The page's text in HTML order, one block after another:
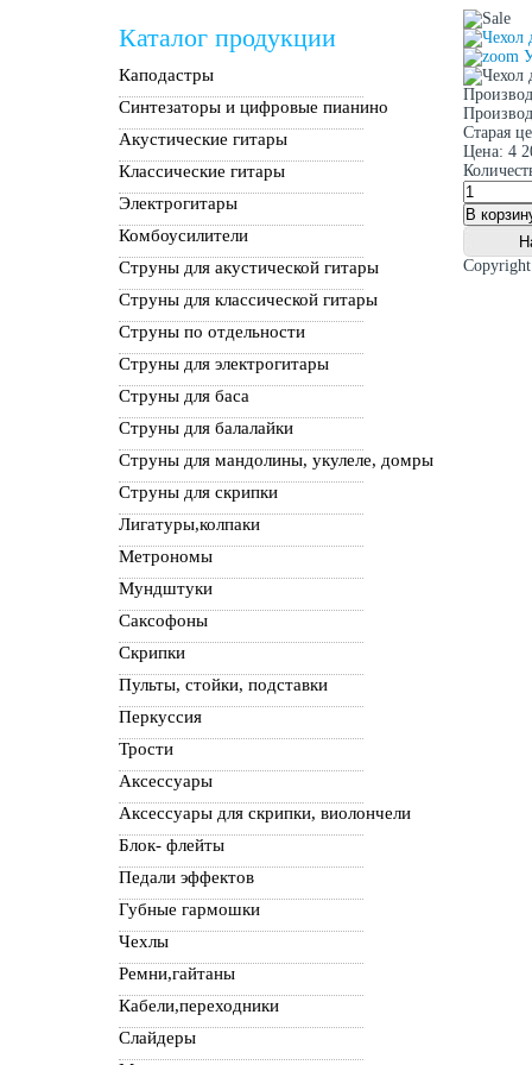
Каталог продукции
Каподастры
Синтезаторы и цифровые пианино
Акустические гитары
Классические гитары
Электрогитары
Комбоусилители
Струны для акустической гитары
Струны для классической гитары
Струны по отдельности
Струны для электрогитары
Струны для баса
Струны для балалайки
Струны для мандолины, укулеле, домры
Струны для скрипки
Лигатуры,колпаки
Метрономы
Мундштуки
Саксофоны
Скрипки
Пульты, стойки, подставки
Перкуссия
Трости
Аксессуары
Аксессуары для скрипки, виолончели
Блок- флейты
Педали эффектов
Губные гармошки
Чехлы
Ремни,гайтаны
Кабели,переходники
Слайдеры
Старая
Цена: 4